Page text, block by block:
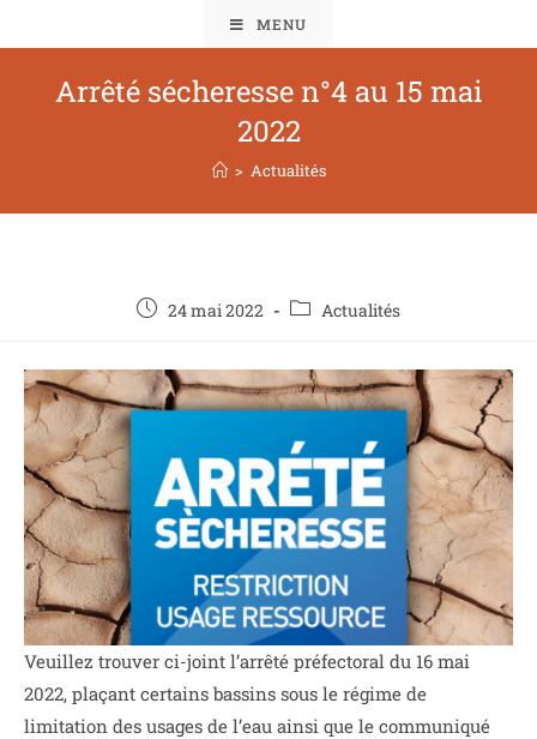
MENU
Arrêté sécheresse n°4 au 15 mai
2022
> Actualités
24 mai 2022 Actualités
Veuillez trouver ci-joint l’arrêté préfectoral du 16 mai
2022, plaçant certains bassins sous le régime de
limitation des usages de l’eau ainsi que le communiqué